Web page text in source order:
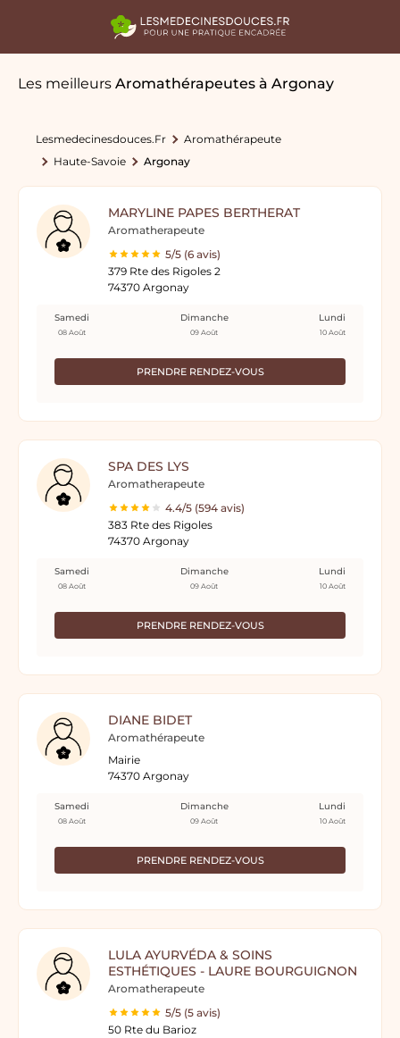
Les meilleurs Aromathérapeutes à Argonay
Lesmedecinesdouces.fr
Aromathérapeute
Haute-Savoie
Argonay
MARYLINE PAPES BERTHERAT
Aromatherapeute
5/5 (6 avis)
379 Rte des Rigoles 2
74370 Argonay
PRENDRE RENDEZ-VOUS
Samedi
08 Août
Dimanche
09 Août
Lundi
10 Août
SPA DES LYS
Aromatherapeute
4.4/5 (594 avis)
383 Rte des Rigoles
74370 Argonay
PRENDRE RENDEZ-VOUS
Samedi
08 Août
Dimanche
09 Août
Lundi
10 Août
DIANE BIDET
Aromathérapeute
Mairie
74370 Argonay
PRENDRE RENDEZ-VOUS
Samedi
08 Août
Dimanche
09 Août
Lundi
10 Août
LULA AYURVÉDA & SOINS
ESTHÉTIQUES - LAURE BOURGUIGNON
Aromatherapeute
5/5 (5 avis)
50 Rte du Barioz